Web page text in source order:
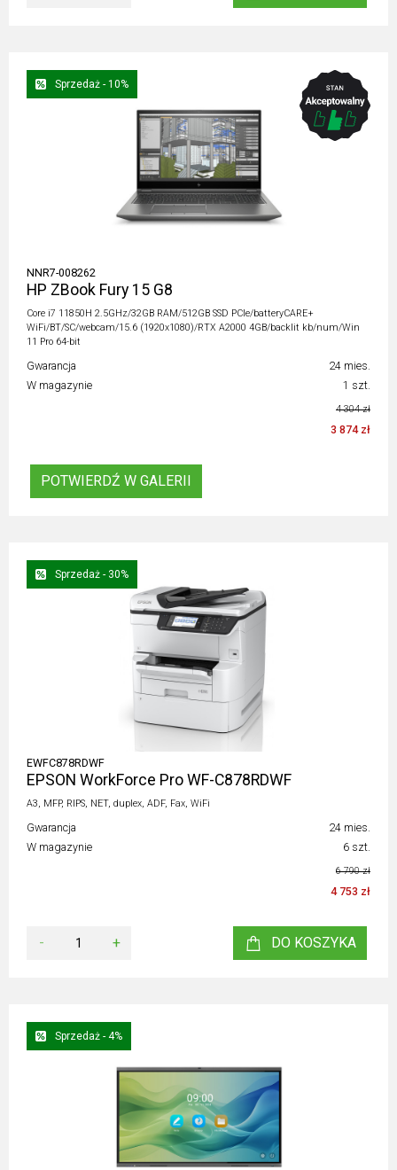
Sprzedaż - 10%
NNR7-008262
HP ZBook Fury 15 G8
Core i7 11850H 2.5GHz/32GB RAM/512GB SSD PCIe/batteryCARE+
WiFi/BT/SC/webcam/15.6 (1920x1080)/RTX A2000 4GB/backlit kb/num/Win
11 Pro 64-bit
Gwarancja
24 mies.
W magazynie
1 szt.
4 304 zł
3 874 zł
POTWIERDŹ W GALERII
Sprzedaż - 30%
EWFC878RDWF
EPSON WorkForce Pro WF-C878RDWF
A3, MFP, RIPS, NET, duplex, ADF, Fax, WiFi
Gwarancja
24 mies.
W magazynie
6 szt.
6 790 zł
4 753 zł
- + DO KOSZYKA
Sprzedaż - 4%